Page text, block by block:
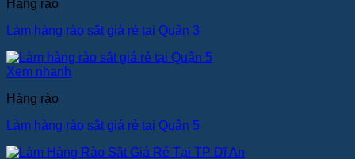
Hàng rào
Làm hàng rào sắt giá rẻ tại Quận 3
Xem nhanh
Hàng rào
Làm hàng rào sắt giá rẻ tại Quận 5